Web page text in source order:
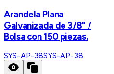
Arandela Plana
Galvanizada de 3/8" /
Bolsa con 150 piezas.
SYS-AP-38SYS-AP-38